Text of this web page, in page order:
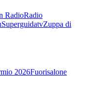
RadioRadio
SuperguidatvZuppa di
2026Fuorisalone